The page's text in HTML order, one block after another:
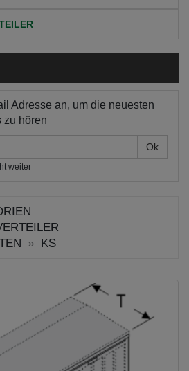
Adresse an, um die neuesten
zu hören
weiter
KS